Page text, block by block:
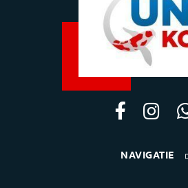
NAVIGATIE